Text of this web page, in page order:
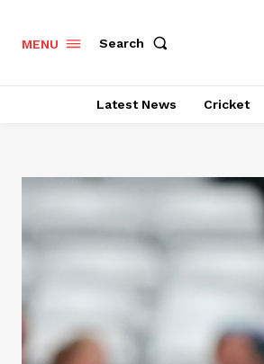
MENU Search
Latest News Cricket